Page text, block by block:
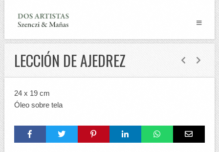
LECCIÓN DE AJEDREZ
24 x 19 cm
Óleo sobre tela